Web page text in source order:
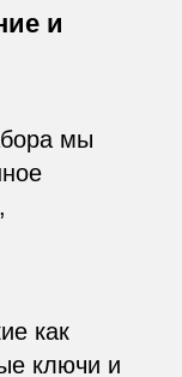
и
мы
как
ключи и